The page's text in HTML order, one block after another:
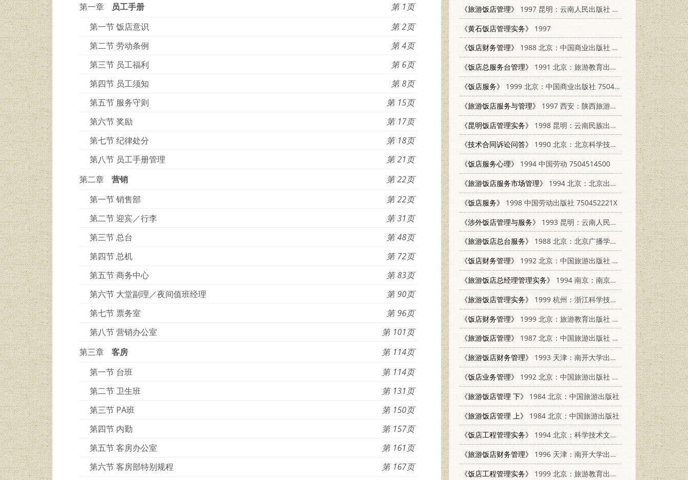
第一章 员工手册
1
第一节 饭店意识
2
第二节 劳动条例
4
第三节 员工福利
6
第四节 员工须知
8
第五节 服务守则
15
第六节 奖励
17
第七节 纪律处分
18
第八节 员工手册管理
21
第二章
营销
22
第一节 销售部
22
第二节 迎宾／行李
31
第三节 总台
48
第四节 总机
72
第五节 商务中心
83
第六节 大堂副理／夜间值班经理
90
第七节 票务室
96
第八节 营销办公室
101
第三章
客房
114
第一节 台班
114
第二节 卫生班
131
第三节 PA班
150
第四节 内勤
157
第五节 客房办公室
161
第六节 客房部特别规程
167
《旅游饭店管理》
1997 昆明：云南人民出版社 7222020764
《黄石饭店管理实务》
1997
《饭店财务管理》
1988 北京：中国商业出版社 7504401781
《饭店总服务台管理》
1991 北京：旅游教育出版社 7563701818
《饭店服务》
1999 北京：中国商业出版社 750443874X
《旅游饭店服务与管理》
1997 西安：陕西旅游出版社 7541814601
《昆明饭店管理实务》
1998 昆明：云南民族出版社 7536716524
《技术合同诉讼问答》
1990 北京：北京科学技术出版社 7530408275
《饭店服务心理》
1994 中国劳动 7504514500
《旅游饭店服务市场管理》
1994 北京：北京出版社 7200024546
《饭店服务》
1998 中国劳动出版社 750452221X
《涉外饭店管理与服务》
1993 昆明：云南人民出版社 722201215X
《旅游饭店总台服务》
1988 北京：北京广播学院出版社 7810040545
《饭店财务管理》
1992 北京：中国旅游出版社 7503206756
《旅游饭店总经理管理实务》
1994 南京：南京大学出版社 7305026999
《旅游饭店管理实务》
1999 杭州：浙江科学技术出版社 7534113296
《饭店财务管理》
1999 北京：旅游教育出版社 7563708022
《旅游饭店管理》
1987 北京：中国旅游出版社 7503200421
《旅游饭店财务管理》
1993 天津：南开大学出版社 7310006305
《饭店业务管理》
1992 北京：中国旅游出版社 7503205873
《旅游饭店管理 下》
1984 北京：中国旅游出版社
《旅游饭店管理 上》
1984 北京：中国旅游出版社
《饭店工程管理实务》
1994 北京：科学技术文献出版社 7502321292
《旅游饭店财务管理》
1996 天津：南开大学出版社 7310009177
《饭店工程管理实务》
1999 北京：旅游教育出版社 7563708030